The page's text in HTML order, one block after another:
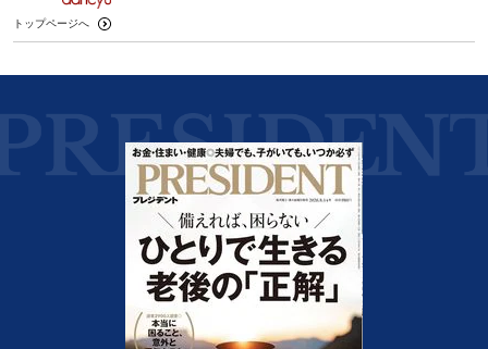
トップページへ